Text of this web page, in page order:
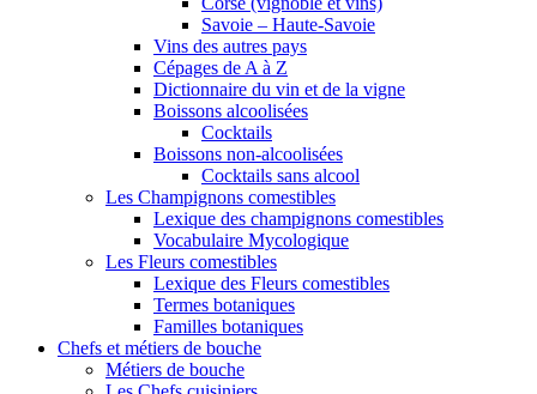
Savoie – Haute-Savoie
Vins des autres pays
Cépages de A à Z
Dictionnaire du vin et de la vigne
Boissons alcoolisées
Cocktails
Boissons non-alcoolisées
Cocktails sans alcool
Les Champignons comestibles
Lexique des champignons comestibles
Vocabulaire Mycologique
Les Fleurs comestibles
Lexique des Fleurs comestibles
Termes botaniques
Familles botaniques
Chefs et métiers de bouche
Métiers de bouche